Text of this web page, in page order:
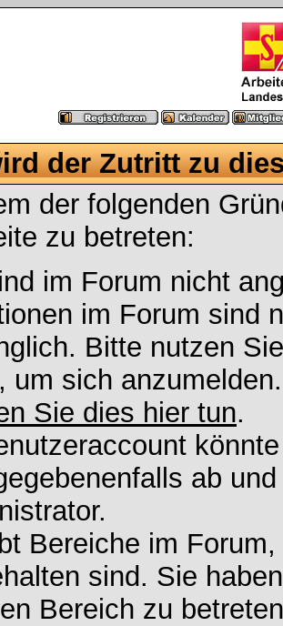
der Zutritt zu
der folgenden
zu betreten:
im Forum nicht
im Forum sind
Bitte nutzen
um sich
Sie dies hier tun.
ab
Bereiche im
sind. Sie
Bereich zu